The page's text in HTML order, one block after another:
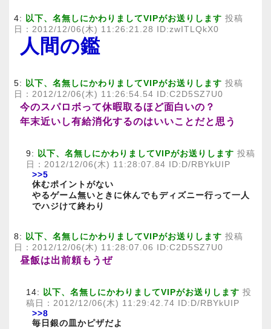
4: 以下、名無しにかわりましてVIPがお送りします 投稿
日：2012/12/06(木) 11:26:21.28 ID:zwITLQkX0
人間の鑑
5: 以下、名無しにかわりましてVIPがお送りします 投稿
日：2012/12/06(木) 11:26:54.54 ID:C2D5SZ7U0
今のスパロボって休暇取るほど面白いの？
年末近いし有給消化するのはいいことだと思う
9: 以下、名無しにかわりましてVIPがお送りします 投稿
日：2012/12/06(木) 11:28:07.84 ID:D/RBYkUIP
>>5
休むポイントがない
やるゲーム無いときに休んでもディズニー行って一人
でハジけて終わり
8: 以下、名無しにかわりましてVIPがお送りします 投稿
日：2012/12/06(木) 11:28:07.06 ID:C2D5SZ7U0
昼飯は出前頼もうぜ
14: 以下、名無しにかわりましてVIPがお送りします 投
稿日：2012/12/06(木) 11:29:42.74 ID:D/RBYkUIP
>>8
毎日銀の皿かピザだよ